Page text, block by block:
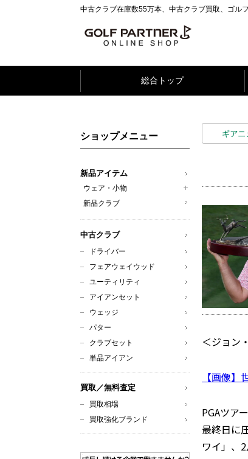
中古クラブ在庫数55万本、中古クラブ買取、ゴ
総合トップ
ギアニ
＜ジョン
【画像
PGAツア
最終日に
ワイ」、
ショップメニュー
新品アイテム
ウェア・小物
新品クラブ
中古クラブ
ドライバー
フェアウェイウッド
ユーティリティ
アイアンセット
ウェッジ
パター
クラブセット
単品アイアン
買取／無料査定
買取相場
買取強化ブランド